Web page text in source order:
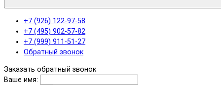
+7 (926) 122-97-58
+7 (495) 902-57-82
+7 (999) 911-51-27
Обратный звонок
Заказать обратный звонок
Ваше имя: